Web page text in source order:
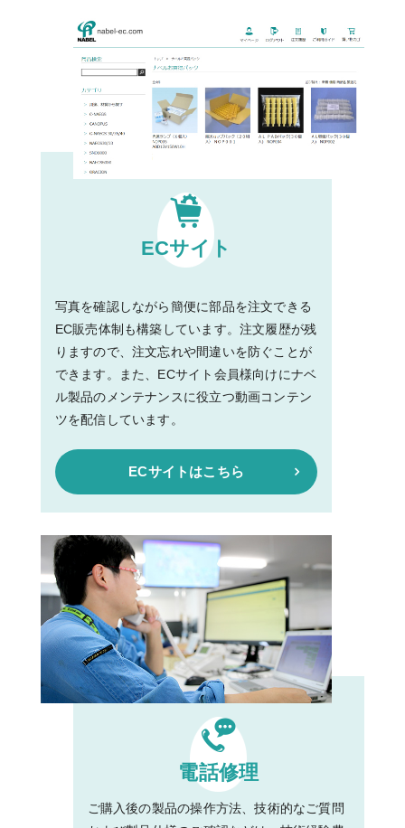
ECサイト
写真を確認しながら簡便に部品を注文できる
EC販売体制も構築しています。注文履歴が残
りますので、注文忘れや間違いを防ぐことが
できます。また、ECサイト会員様向けにナベ
ル製品のメンテナンスに役立つ動画コンテン
ツを配信しています。
ECサイトはこちら
電話修理
ご購入後の製品の操作方法、技術的なご質問